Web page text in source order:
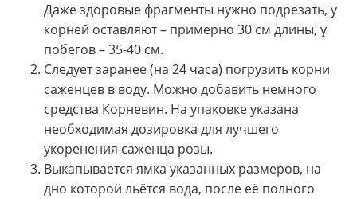
Даже здоровые фрагменты нужно подрезать, у
корней оставляют – примерно 30 см длины, у
побегов – 35-40 см.
Следует заранее (на 24 часа) погрузить корни
саженцев в воду. Можно добавить немного
средства Корневин. На упаковке указана
необходимая дозировка для лучшего
укоренения саженца розы.
Выкапывается ямка указанных размеров, на
дно которой льётся вода, после её полного